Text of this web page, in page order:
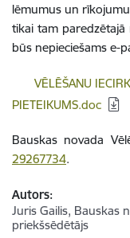
lēmumus un
tikai tam paredzētajā
būs nepieciešams e-
Lejupielādēt:
VĒLĒŠANU
PIETEIKUMS.doc
Bauskas novada
29267734.
Autors:
Juris Gailis, Bauskas
priekšsēdētājs